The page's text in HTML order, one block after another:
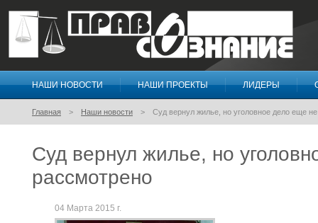
Правосознание
НАШИ НОВОСТИ НАШИ ПРОЕКТЫ ЛИДЕРЫ
Главная Наши новости Суд вернул жилье, но уголовное дело еще
Суд вернул жилье, но
рассмотрено
04 Марта 2015 г.